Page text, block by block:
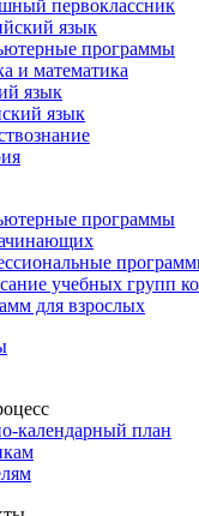
первоклассник
язык
программы
и математика
язык
язык
программы
учебных групп
для взрослых
календарный план